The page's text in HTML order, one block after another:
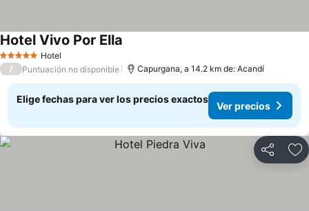
5 Estrellas Hotel
Hotel Vivo Por Ella
/ Puntuación no disponible Capurgana, a 14.2 km de: Acandí
Elige fechas para ver los precios exactos
Ver precios
Compartir